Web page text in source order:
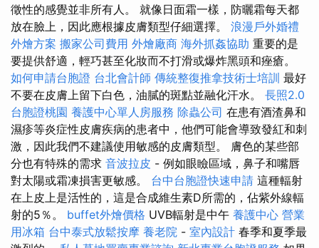
徵性的感覺並非所有人。 就像日面霜一樣，防曬霜每天都
放在臉上，因此應根據皮膚類型仔細選擇。 浪漫戶外婚禮
外燴方案 搬家公司費用 外燴廠商 海外抓姦協助 重要的是
要提供舒適，輕巧甚至化妝而不打滑或爆炸黑頭和痤瘡。
如何申請台胞證 台北會計師 傳統整復推拿技術士培訓 最好
不要在皮膚上留下白色，油膩的斑點並融化汗水。 長照2.0
台胞證桃園 養護中心單人房服務 除蟲公司 在患有酒渣鼻和
濕疹等炎症性皮膚疾病的患者中，他們可能會導致發紅和刺
激，因此我們不建議使用敏感的皮膚類型。 膚色的某些部
分也有特殊的需求 音波拉皮 - 例如眼瞼區域，鼻子和嘴唇
對太陽或霜凍損害更敏感。 台中台胞證快速申請 這種輻射
在上皮上是活性的，這是合成維生素D所需的，佔紫外線輻
射的5％。 buffet外燴價格 UVB輻射是中午 養護中心 營業
用冰箱 台中泰式放鬆按摩 養老院 - 室內設計 春季和夏季最